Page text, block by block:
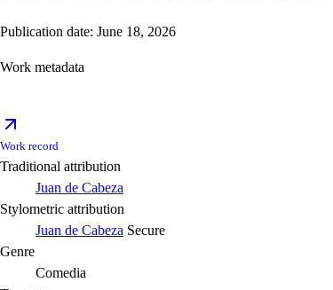
Publication date: June 18, 2026
Work metadata
Work record
Traditional attribution
Juan de Cabeza
Stylometric attribution
Juan de Cabeza Secure
Genre
Comedia